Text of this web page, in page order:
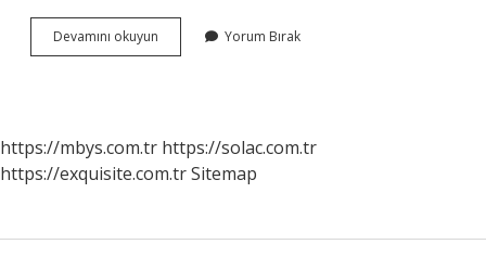
Devamını okuyun Tebligat
Süresi
Yorum Bırak
https://mbys.com.tr https://solac.com.tr
https://exquisite.com.trSitemap